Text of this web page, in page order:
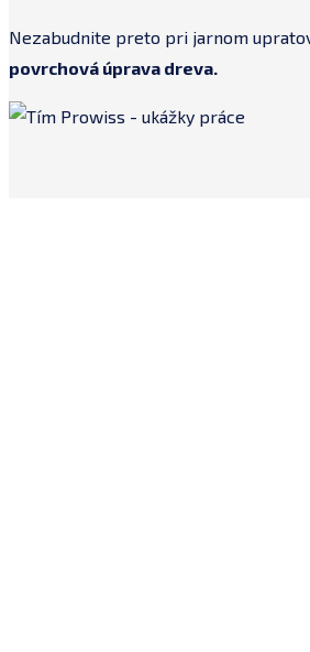
Nezabudnite preto pri jarnom
povrchová úprava dreva.